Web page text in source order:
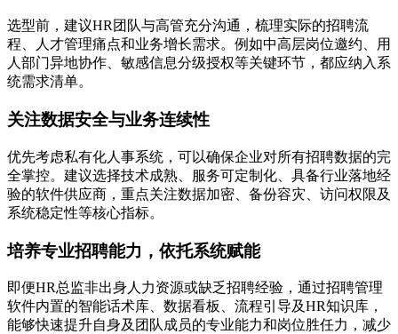
选型前，建议HR团队与高管充分沟通，梳理实际的招聘流
程、人才管理痛点和业务增长需求。例如中高层岗位邀约、用
人部门异地协作、敏感信息分级授权等关键环节，都应纳入系
统需求清单。
关注数据安全与业务连续性
优先考虑私有化人事系统，可以确保企业对所有招聘数据的完
全掌控。建议选择技术成熟、服务可定制化、具备行业落地经
验的软件供应商，重点关注数据加密、备份容灾、访问权限及
系统稳定性等核心指标。
培养专业招聘能力，依托系统赋能
即便HR总监非出身人力资源或缺乏招聘经验，通过招聘管理
软件内置的智能话术库、数据看板、流程引导及HR知识库，
能够快速提升自身及团队成员的专业能力和岗位胜任力，减少